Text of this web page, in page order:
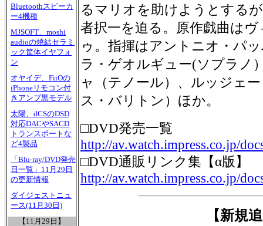
Bluetoothスピーカ
ー4機種
MJSOFT、moshi
audioの焼結セラミ
ック筐体イヤフォ
ン
オヤイデ、FiiOの
iPhoneリモコン付
きアンプ黒モデル
太陽、dCSのDSD
対応DACやSACD
トランスポートな
ど4製品
「Blu-ray/DVD発売
日一覧」11月29日
の更新情報
ダイジェストニュ
ース(11月30日)
【11月29日】
るマリオを助けようとする
者択一を迫る。原作戯曲は
ゥ。指揮はアントニオ・パ
ラ・ゲオルギュー(ソプラノ
ャ（テノール）、ルッジェ
ス・バリトン）ほか。
□DVD発売一覧
http://av.watch.impress.co.jp/
□DVD通販リンク集【α版】
http://av.watch.impress.co.jp/
【新規